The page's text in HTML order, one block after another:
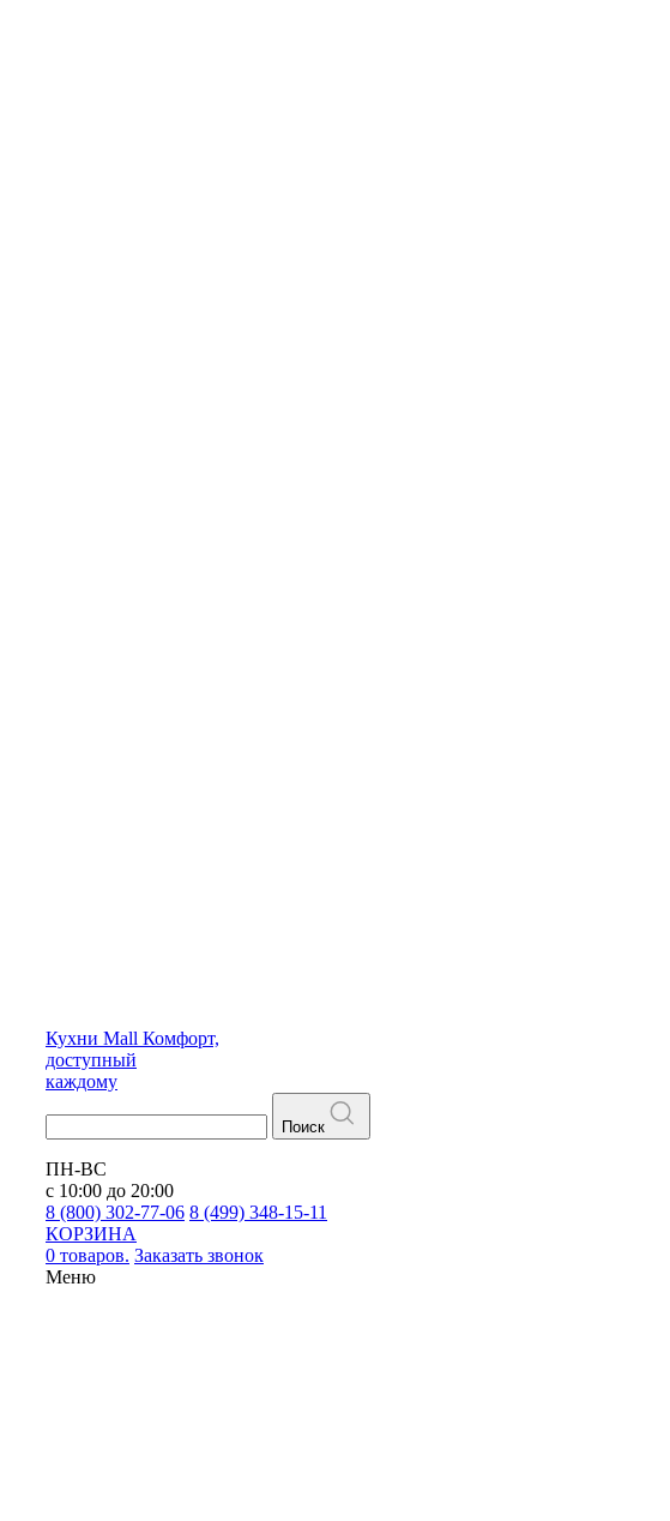
Кухни Mall Комфорт,
доступный
каждому
Поиск
ПН-ВС
с 10:00 до 20:00
8 (800) 302-77-06 8 (499) 348-15-11
КОРЗИНА
0 товаров. Заказать звонок
Меню